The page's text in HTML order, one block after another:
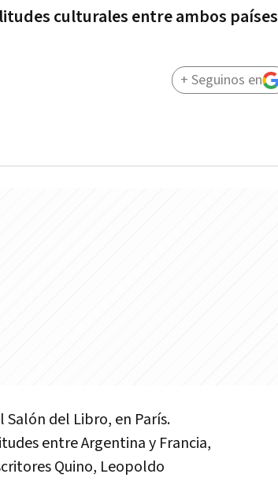
culturales entre ambos países
+ Seguinos en
Salón del Libro, en París.
entre Argentina y Francia,
Quino, Leopoldo